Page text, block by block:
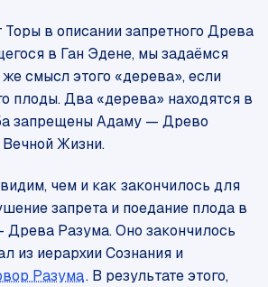
в описании запретного Древа
в Ган Эдене, мы задаёмся
смысл этого «дерева», если
плоды. Два «дерева» находятся в
запрещены Адаму — Древо
Жизни.
чем и как закончилось для
запрета и поедание плода в
Разума. Оно закончилось
из иерархии Сознания и
Разума. В результате этого,